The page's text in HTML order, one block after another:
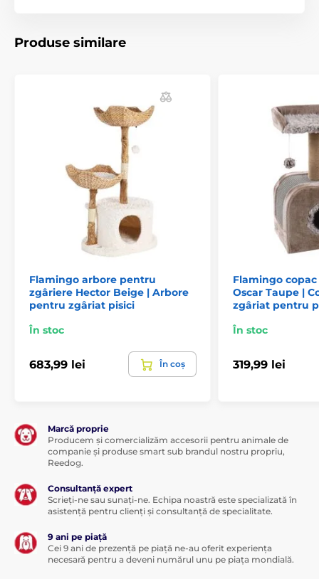
Produse similare
Flamingo arbore pentru
zgâriere Hector Beige | Arbore
pentru zgâriat pisici
În stoc
683,99 lei În coș
Flamingo
Oscar Taupe |
zgâriat pentru
În stoc
319,99 lei
Marcă proprie
Producem și comercializăm accesorii pentru animale de
companie și produse smart sub brandul nostru propriu,
Reedog.
Consultanță expert
Scrieți-ne sau sunați-ne. Echipa noastră este specializată în
asistență pentru clienți și consultanță de specialitate.
9 ani pe piață
Cei 9 ani de prezență pe piață ne-au oferit experiența
necesară pentru a deveni numărul unu pe piața mondială.